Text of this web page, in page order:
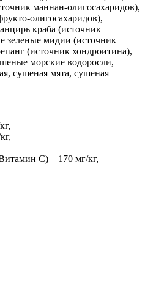
маннан-олигосахаридов),
олигосахаридов),
краба (источник
зеленые мидии (источник
(источник хондроитина),
морские водоросли,
сушеная мята, сушеная
С) – 170 мг/кг,